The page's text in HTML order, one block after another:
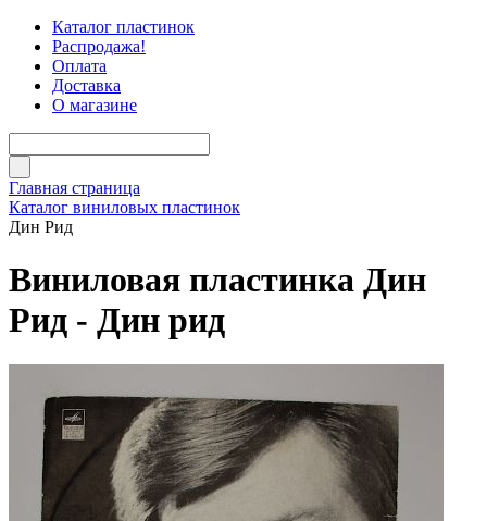
Каталог пластинок
Распродажа!
Оплата
Доставка
О магазине
Главная страница
Каталог виниловых пластинок
Дин Рид
Виниловая пластинка Дин
Рид - Дин рид